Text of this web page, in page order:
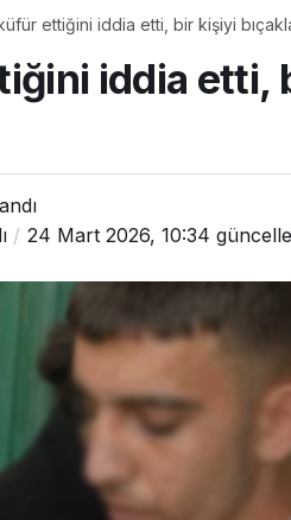
ettiğini iddia etti, bir kişiyi
iddia etti,
24 Mart 2026, 10:34